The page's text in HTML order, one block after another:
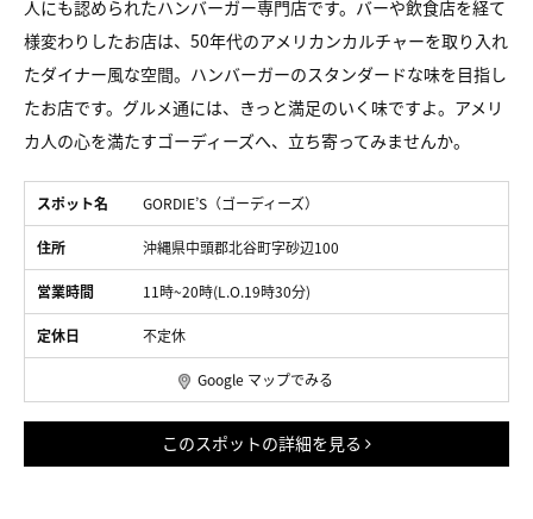
人にも認められたハンバーガー専門店です。バーや飲食店を経て
様変わりしたお店は、50年代のアメリカンカルチャーを取り入れ
たダイナー風な空間。ハンバーガーのスタンダードな味を目指し
たお店です。グルメ通には、きっと満足のいく味ですよ。アメリ
カ人の心を満たすゴーディーズへ、立ち寄ってみませんか。
スポット名 GORDIE’S（ゴーディーズ）
住所 沖縄県中頭郡北谷町字砂辺100
営業時間 11時~20時(L.O.19時30分)
定休日 不定休
Google マップでみる
このスポットの詳細を見る